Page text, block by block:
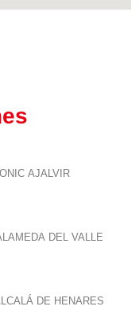
AJALVIR
DEL VALLE
DE HENARES